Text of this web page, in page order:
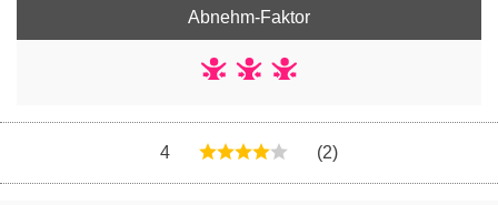
Abnehm-Faktor
4 (2)